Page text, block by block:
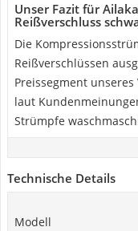
Unser Fazit für
Reißverschluss
Die
Reißverschlüssen
Preissegment
laut
Strümpfe
Technische Details
Modell